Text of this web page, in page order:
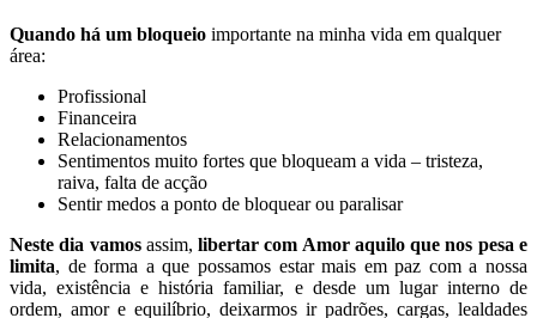
Quando há um bloqueio importante na minha vida em qualquer
área:
Profissional
Financeira
Relacionamentos
Sentimentos muito fortes que bloqueam a vida – tristeza,
raiva, falta de acção
Sentir medos a ponto de bloquear ou paralisar
Neste dia vamosassim,libertar com Amor aquilo que nos pesa e
limita, de forma a que possamos estar mais em paz com a nossa
vida, existência e história familiar, e desde um lugar interno de
ordem, amor e equilíbrio, deixarmos ir padrões, cargas, lealdades